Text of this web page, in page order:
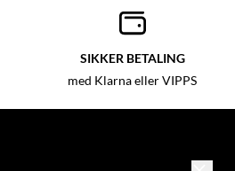
SIKKER BETALING
med Klarna eller VIPPS